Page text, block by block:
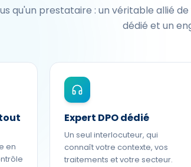
qu'un prestataire : un véritable allié
dédié et un
en
Expert DPO dédié
Un seul interlocuteur, qui
connaît votre contexte, vos
traitements et votre secteur.